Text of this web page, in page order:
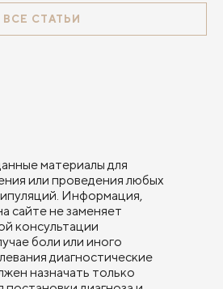
ВСЕ СТАТЬИ
материалы для
или проведения любых
Информация,
сайте не заменяет
консультации
боли или иного
диагностические
назначать только